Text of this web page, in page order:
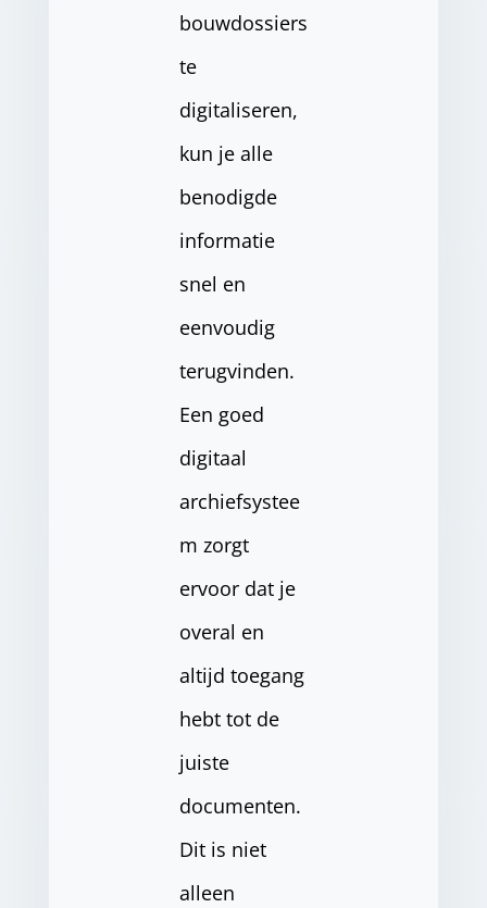
bouwdossiers
te
digitaliseren,
kun je alle
benodigde
informatie
snel en
eenvoudig
terugvinden.
Een goed
digitaal
archiefsystee
m zorgt
ervoor dat je
overal en
altijd toegang
hebt tot de
juiste
documenten.
Dit is niet
alleen